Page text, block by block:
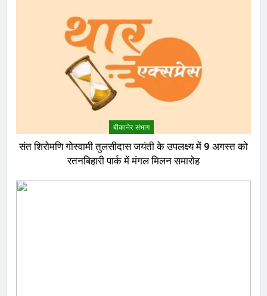
बीकानेर संभाग
संत शिरोमणि गोस्वामी तुलसीदास जयंती के उपलक्ष्य में 9 अगस्त को
रतनबिहारी पार्क में मंगल मिलन समारोह